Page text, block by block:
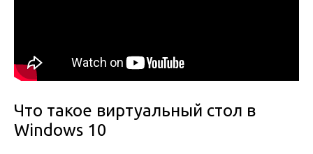
Что такое виртуальный стол в
Windows 10